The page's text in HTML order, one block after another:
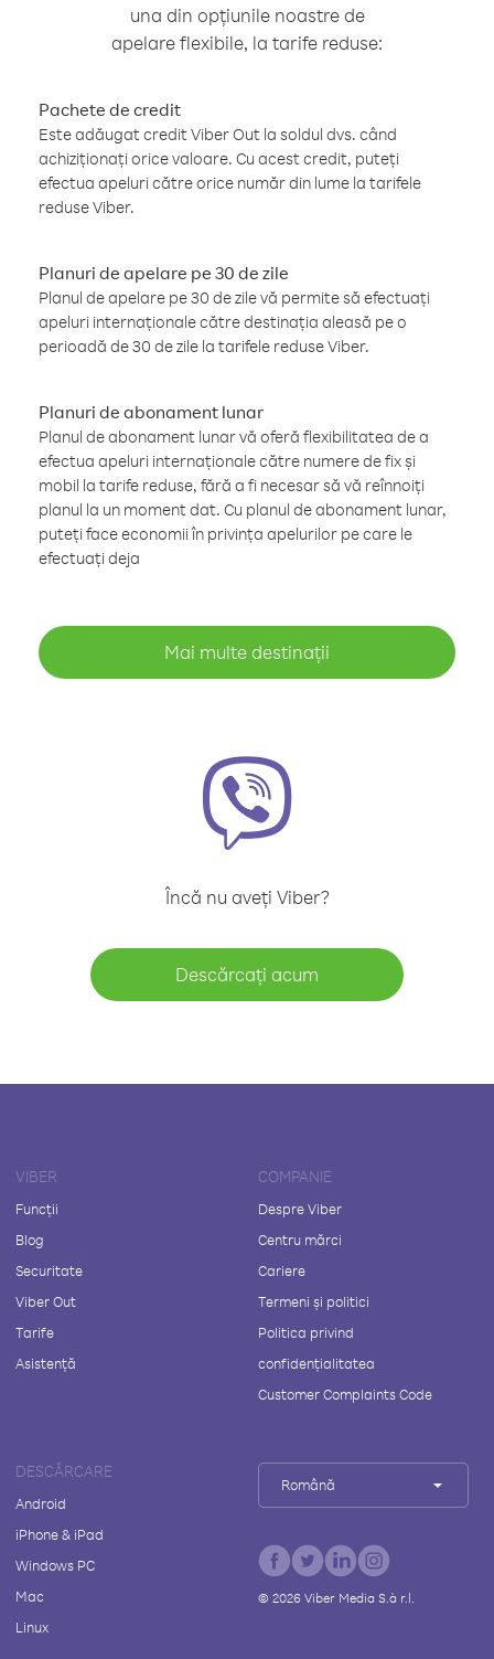
una din opțiunile noastre de
apelare flexibile, la tarife reduse:
Pachete de credit
Este adăugat credit Viber Out la soldul dvs. când
achiziționați orice valoare. Cu acest credit, puteți
efectua apeluri către orice număr din lume la tarifele
reduse Viber.
Planuri de apelare pe 30 de zile
Planul de apelare pe 30 de zile vă permite să efectuați
apeluri internaționale către destinația aleasă pe o
perioadă de 30 de zile la tarifele reduse Viber.
Planuri de abonament lunar
Planul de abonament lunar vă oferă flexibilitatea de a
efectua apeluri internaționale către numere de fix și
mobil la tarife reduse, fără a fi necesar să vă reînnoiți
planul la un moment dat. Cu planul de abonament lunar,
puteți face economii în privința apelurilor pe care le
efectuați deja
Mai multe destinații
Încă nu aveți Viber?
Descărcați acum
VIBER
Funcții
Blog
Securitate
Viber Out
Tarife
Asistență
COMPANIE
Despre Viber
Centru mărci
Cariere
Termeni și politici
Politica privind
confidențialitatea
Customer Complaints Code
DESCĂRCARE
Android
iPhone & iPad
Windows PC
Mac
Linux
Română
© 2026Viber Media S.à r.l.